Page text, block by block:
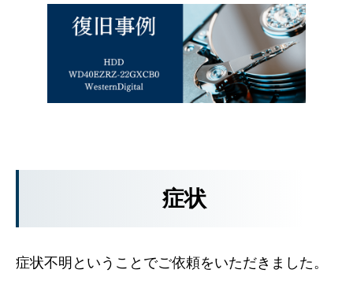
症状
症状不明ということでご依頼をいただきました。